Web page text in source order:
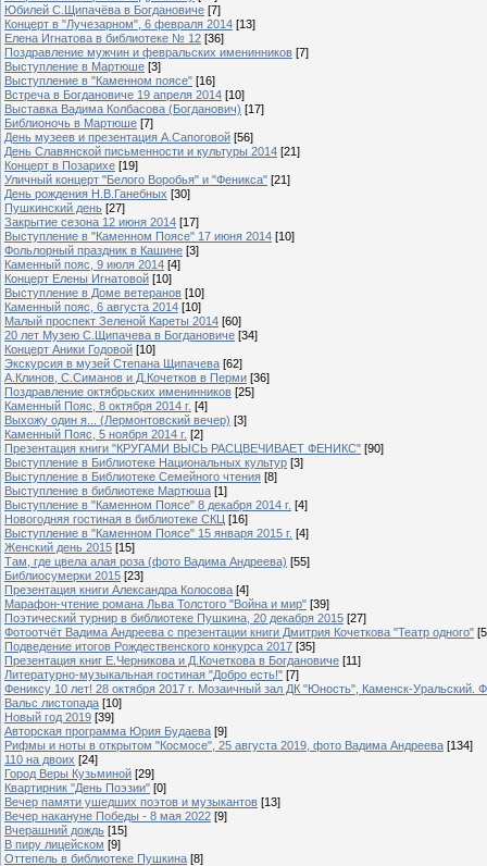
Юбилей С.Щипачёва в Богдановиче [7]
Концерт в "Лучезарном", 6 февраля 2014 [13]
Елена Игнатова в библиотеке № 12 [36]
Поздравление мужчин и февральских именинников [7]
Выступление в Мартюше [3]
Выступление в "Каменном поясе" [16]
Встреча в Богдановиче 19 апреля 2014 [10]
Выставка Вадима Колбасова (Богданович) [17]
Библионочь в Мартюше [7]
День музеев и презентация А.Сапоговой [56]
День Славянской письменности и культуры 2014 [21]
Концерт в Позарихе [19]
Уличный концерт "Белого Воробья" и "Феникса" [21]
День рождения Н.В.Ганебных [30]
Пушкинский день [27]
Закрытие сезона 12 июня 2014 [17]
Выступление в "Каменном Поясе" 17 июня 2014 [10]
Фольлорный праздник в Кашине [3]
Каменный пояс, 9 июля 2014 [4]
Концерт Елены Игнатовой [10]
Выступление в Доме ветеранов [10]
Каменный пояс, 6 августа 2014 [10]
Малый проспект Зеленой Кареты 2014 [60]
20 лет Музею С.Щипачева в Богдановиче [34]
Концерт Аники Годовой [10]
Экскурсия в музей Степана Щипачева [62]
А.Клинов, С.Симанов и Д.Кочетков в Перми [36]
Поздравление октябрьских именинников [25]
Каменный Пояс, 8 октября 2014 г. [4]
Выхожу один я... (Лермонтовский вечер) [3]
Каменный Пояс, 5 ноября 2014 г. [2]
Презентация книги "КРУГАМИ ВЫСЬ РАСЦВЕЧИВАЕТ ФЕНИКС" [90]
Выступление в Библиотеке Национальных культур [3]
Выступление в Библиотеке Семейного чтения [8]
Выступление в библиотеке Мартюша [1]
Выступление в "Каменном Поясе" 8 декабря 2014 г. [4]
Новогодняя гостиная в библиотеке СКЦ [16]
Выступление в "Каменном Поясе" 15 января 2015 г. [4]
Женский день 2015 [15]
Там, где цвела алая роза (фото Вадима Андреева) [55]
Библиосумерки 2015 [23]
Презентация книги Александра Колосова [4]
Марафон-чтение романа Льва Толстого "Война и мир" [39]
Поэтический турнир в библиотеке Пушкина, 20 декабря 2015 [27]
Фотоотчёт Вадима Андреева с презентации книги Дмитрия Кочеткова "Театр одного"
Подведение итогов Рождественского конкурса 2017 [35]
Презентация книг Е.Черникова и Д.Кочеткова в Богдановиче [11]
Литературно-музыкальная гостиная "Добро есть!" [7]
Фениксу 10 лет! 28 октября 2017 г. Мозаичный зал ДК "Юность", Каменск-Уральский.
Вальс листопада [10]
Новый год 2019 [39]
Авторская программа Юрия Будаева [9]
Рифмы и ноты в открытом "Космосе", 25 августа 2019, фото Вадима Андреева [134]
110 на двоих [24]
Город Веры Кузьминой [29]
Квартирник "День Поэзии" [0]
Вечер памяти ушедших поэтов и музыкантов [13]
Вечер накануне Победы - 8 мая 2022 [9]
Вчерашний дождь [15]
В пиру лицейском [9]
Оттепель в библиотеке Пушкина [8]